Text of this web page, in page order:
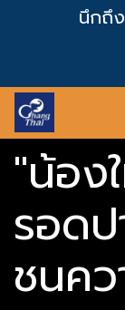
นึกถึ
"น้อง
รอด
ชนค